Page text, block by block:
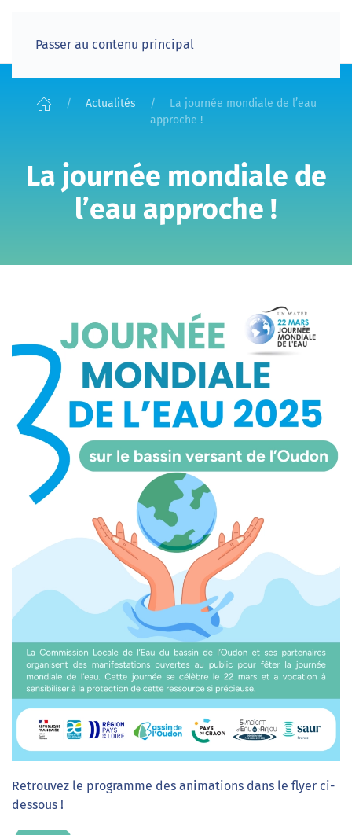
Passer au contenu principal
Actualités
La journée mondiale de l’eau
approche !
La journée mondiale de
l’eau approche !
Retrouvez le programme des animations dans le flyer ci-
dessous !